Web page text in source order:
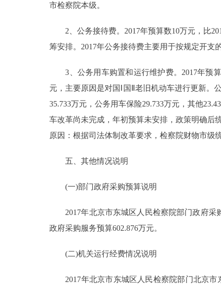
市检察院本级。
2、公务接待费。2017年预算数10万元，比
筹安排。2017年公务接待费主要用于按规定开支
3、公务用车购置和运行维护费。2017年预算
元，主要原因是对国Ⅰ国Ⅱ老旧机动车进行更新。
35.733万元，公务用车保险29.733万元，其他
车改革尚未完成，年初预算未安排，政策明确后
原因：根据司法体制改革要求，检察院财物市级
五、其他情况说明
(一)部门政府采购预算说明
2017年北京市东城区人民检察院部门政府采购
政府采购服务预算602.876万元。
(二)机关运行经费情况说明
2017年北京市东城区人民检察院部门北京市